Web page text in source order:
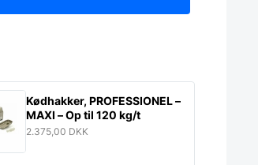
Kødhakker, PROFESSIONEL –
MAXI – Op til 120 kg/t
2.375,00 DKK